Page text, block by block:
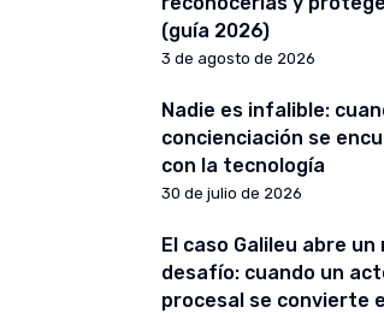
(guía 2026)
3 de agosto de 2026
Nadie es infalible:
concienciación se
con la tecnología
30 de julio de 2026
El caso Galileu abre un
desafío: cuando un
procesal se convierte